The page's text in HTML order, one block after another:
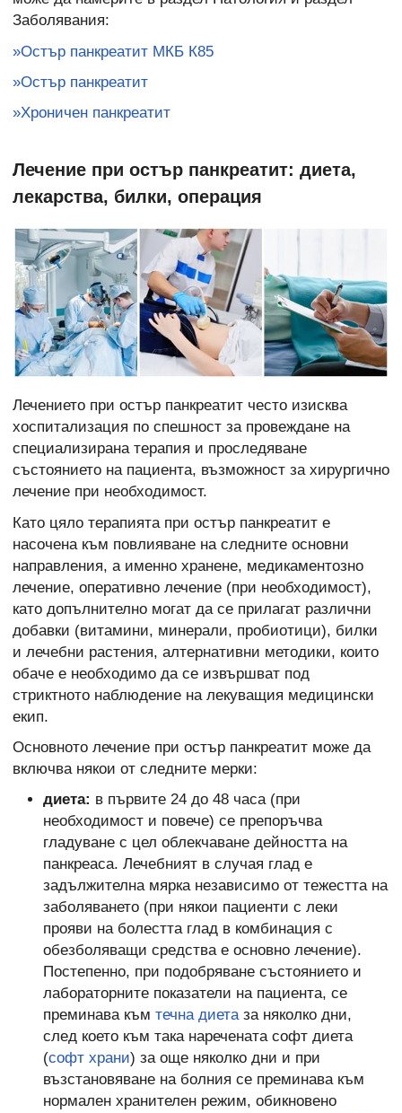
Заболявания:
»Остър панкреатит МКБ К85
»Остър панкреатит
»Хроничен панкреатит
Лечение при остър панкреатит: диета,
лекарства, билки, операция
Лечението при остър панкреатит често изисква
хоспитализация по спешност за провеждане на
специализирана терапия и проследяване
състоянието на пациента, възможност за хирургично
лечение при необходимост.
Като цяло терапията при остър панкреатит е
насочена към повлияване на следните основни
направления, а именно хранене, медикаментозно
лечение, оперативно лечение (при необходимост),
като допълнително могат да се прилагат различни
добавки (витамини, минерали, пробиотици), билки
и лечебни растения, алтернативни методики, които
обаче е необходимо да се извършват под
стриктното наблюдение на лекуващия медицински
екип.
Основното лечение при остър панкреатит може да
включва някои от следните мерки:
диета: в първите 24 до 48 часа (при
необходимост и повече) се препоръчва
гладуване с цел облекчаване дейността на
панкреаса. Лечебният в случая глад е
задължителна мярка независимо от тежестта на
заболяването (при някои пациенти с леки
прояви на болестта глад в комбинация с
обезболяващи средства е основно лечение).
Постепенно, при подобряване състоянието и
лабораторните показатели на пациента, се
преминава към течна диетаза няколко дни,
след което към така наречената софт диета
(софт храни) за още няколко дни и при
възстановяване на болния се преминава към
нормален хранителен режим, обикновено